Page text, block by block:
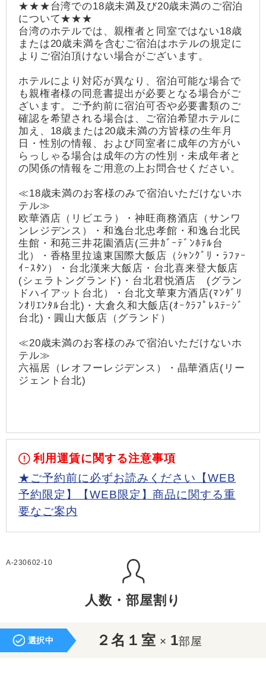
★★★台湾での18歳未満及び20歳未満のご宿泊
について★★★
台湾のホテルでは、親権者と同室ではない18歳
または20歳未満を含むご宿泊はホテルの規定に
よりご宿泊頂けない場合がございます。
ホテルにより対応が異なり、宿泊可能な場合で
も親権者様の同意書提出が必要となる場合がご
ざいます。ご予約前に宿泊可否や必要書類のご
確認を希望される場合は、ご宿泊希望ホテルに
加え、18歳または20歳未満の方皆様の生年月
日・性別の情報、および同室者に成年の方がい
らっしゃる場合は成年の方の性別・未成年者と
の関係の情報をご用意の上お問合せください。
≪18歳未満のお客様のみで宿泊いただけないホ
テル≫
欧華酒店（リビエラ）・神旺商務酒店（サンワ
ンレジデンス）・和逸台北忠孝館・和逸台北民
生館・和苑三井花園酒店(三井ｶﾞｰﾃﾞﾝﾎﾃﾙ台
北）・香格里拉遠東国際大飯店（ｼｬﾝｸﾞﾘ・ﾗﾌｧｰ
ｲｰｽﾀﾝ）・台北漢来大飯店・台北喜来登大飯店
(シェラトングランド)・台北君悦酒店 (グラン
ドハイアット台北）・台北文華東方酒店(ﾏﾝﾀﾞﾘ
ﾝｵﾘｴﾝﾀﾙ台北)・大倉久和大飯店(ｵｰｸﾗﾌﾟﾚｽﾃｰｼﾞ
台北)・圓山大飯店（グランド）
≪20歳未満のお客様のみで宿泊いただけないホ
テル≫
六福居（レオフーレジデンス）・晶華酒店(リー
ジェント台北)
利用運賃に関する注意事項
★ご予約前に必ずお読みください【WEB
予約限定】【WEB限定】商品に関する重
要なご案内
A-230602-10
人数・部屋割り
選択中 ２名１室 × 1部屋